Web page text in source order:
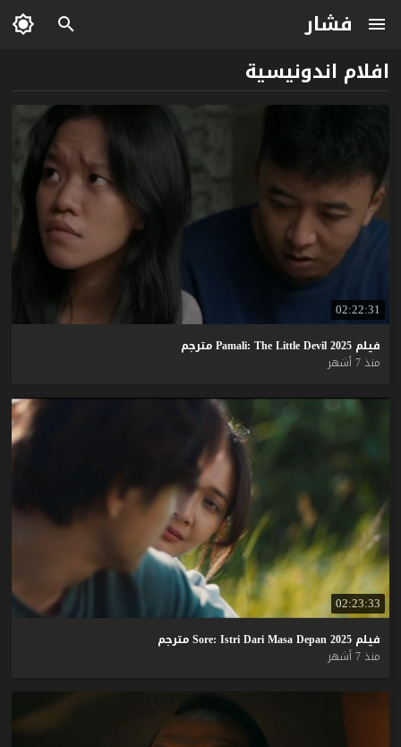
فشار
افلام اندونيسية
02:22:31
فيلم Pamali: The Little Devil 2025
مترجم
منذ 7 أشهر
02:23:33
فيلم Sore: Istri Dari Masa Depan 2025
مترجم
منذ 7 أشهر